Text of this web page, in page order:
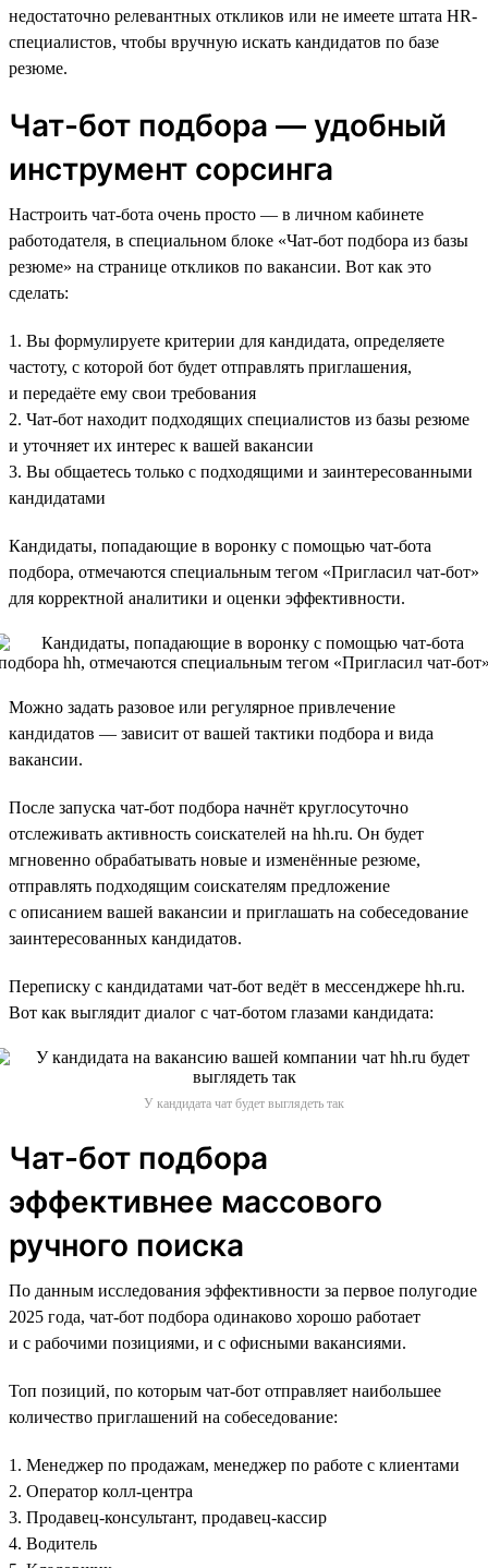
недостаточно релевантных откликов или не имеете штата HR-
специалистов, чтобы вручную искать кандидатов по базе
резюме.
Чат-бот подбора — удобный
инструмент сорсинга
Настроить чат-бота очень просто — в личном кабинете
работодателя, в специальном блоке «Чат-бот подбора из базы
резюме» на странице откликов по вакансии. Вот как это
сделать:
1. Вы формулируете критерии для кандидата, определяете
частоту, с которой бот будет отправлять приглашения,
и передаёте ему свои требования
2. Чат-бот находит подходящих специалистов из базы резюме
и уточняет их интерес к вашей вакансии
3. Вы общаетесь только с подходящими и заинтересованными
кандидатами
Кандидаты, попадающие в воронку с помощью чат-бота
подбора, отмечаются специальным тегом «Пригласил чат-бот»
для корректной аналитики и оценки эффективности.
Можно задать разовое или регулярное привлечение
кандидатов — зависит от вашей тактики подбора и вида
вакансии.
После запуска чат-бот подбора начнёт круглосуточно
отслеживать активность соискателей на hh.ru. Он будет
мгновенно обрабатывать новые и изменённые резюме,
отправлять подходящим соискателям предложение
с описанием вашей вакансии и приглашать на собеседование
заинтересованных кандидатов.
Переписку с кандидатами чат-бот ведёт в мессенджере hh.ru.
Вот как выглядит диалог с чат-ботом глазами кандидата:
У кандидата чат будет выглядеть так
Чат-бот подбора
эффективнее массового
ручного поиска
По данным исследования эффективности за первое полугодие
2025 года, чат-бот подбора одинаково хорошо работает
и с рабочими позициями, и с офисными вакансиями.
Топ позиций, по которым чат-бот отправляет наибольшее
количество приглашений на собеседование:
1. Менеджер по продажам, менеджер по работе с клиентами
2. Оператор колл-центра
3. Продавец-консультант, продавец-кассир
4. Водитель